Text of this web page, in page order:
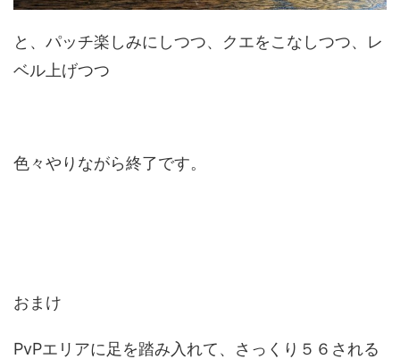
と、パッチ楽しみにしつつ、クエをこなしつつ、レ
ベル上げつつ
色々やりながら終了です。
おまけ
PvPエリアに足を踏み入れて、さっくり５６される